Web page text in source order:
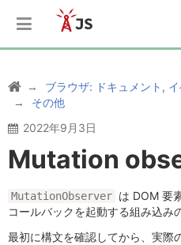
ブラウザ: ドキュメント,
その他
2022年9月3日
Mutation
MutationObserver は DOM 要
コールバックを起動する組み込み
最初に構文を確認してから、実際